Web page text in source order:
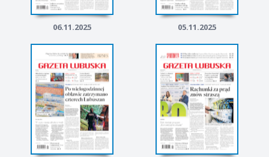
06.11.2025 05.11.2025